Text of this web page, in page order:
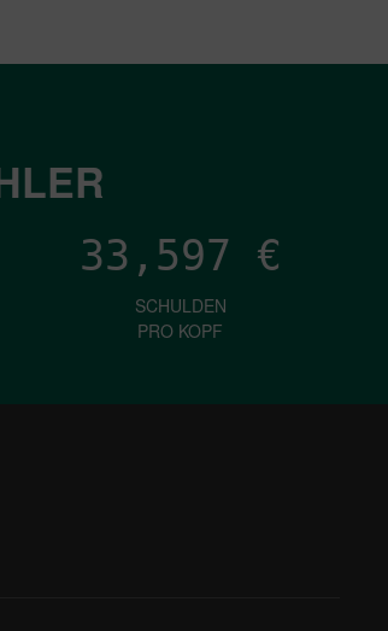
33,597 €
SCHULDEN
PRO KOPF